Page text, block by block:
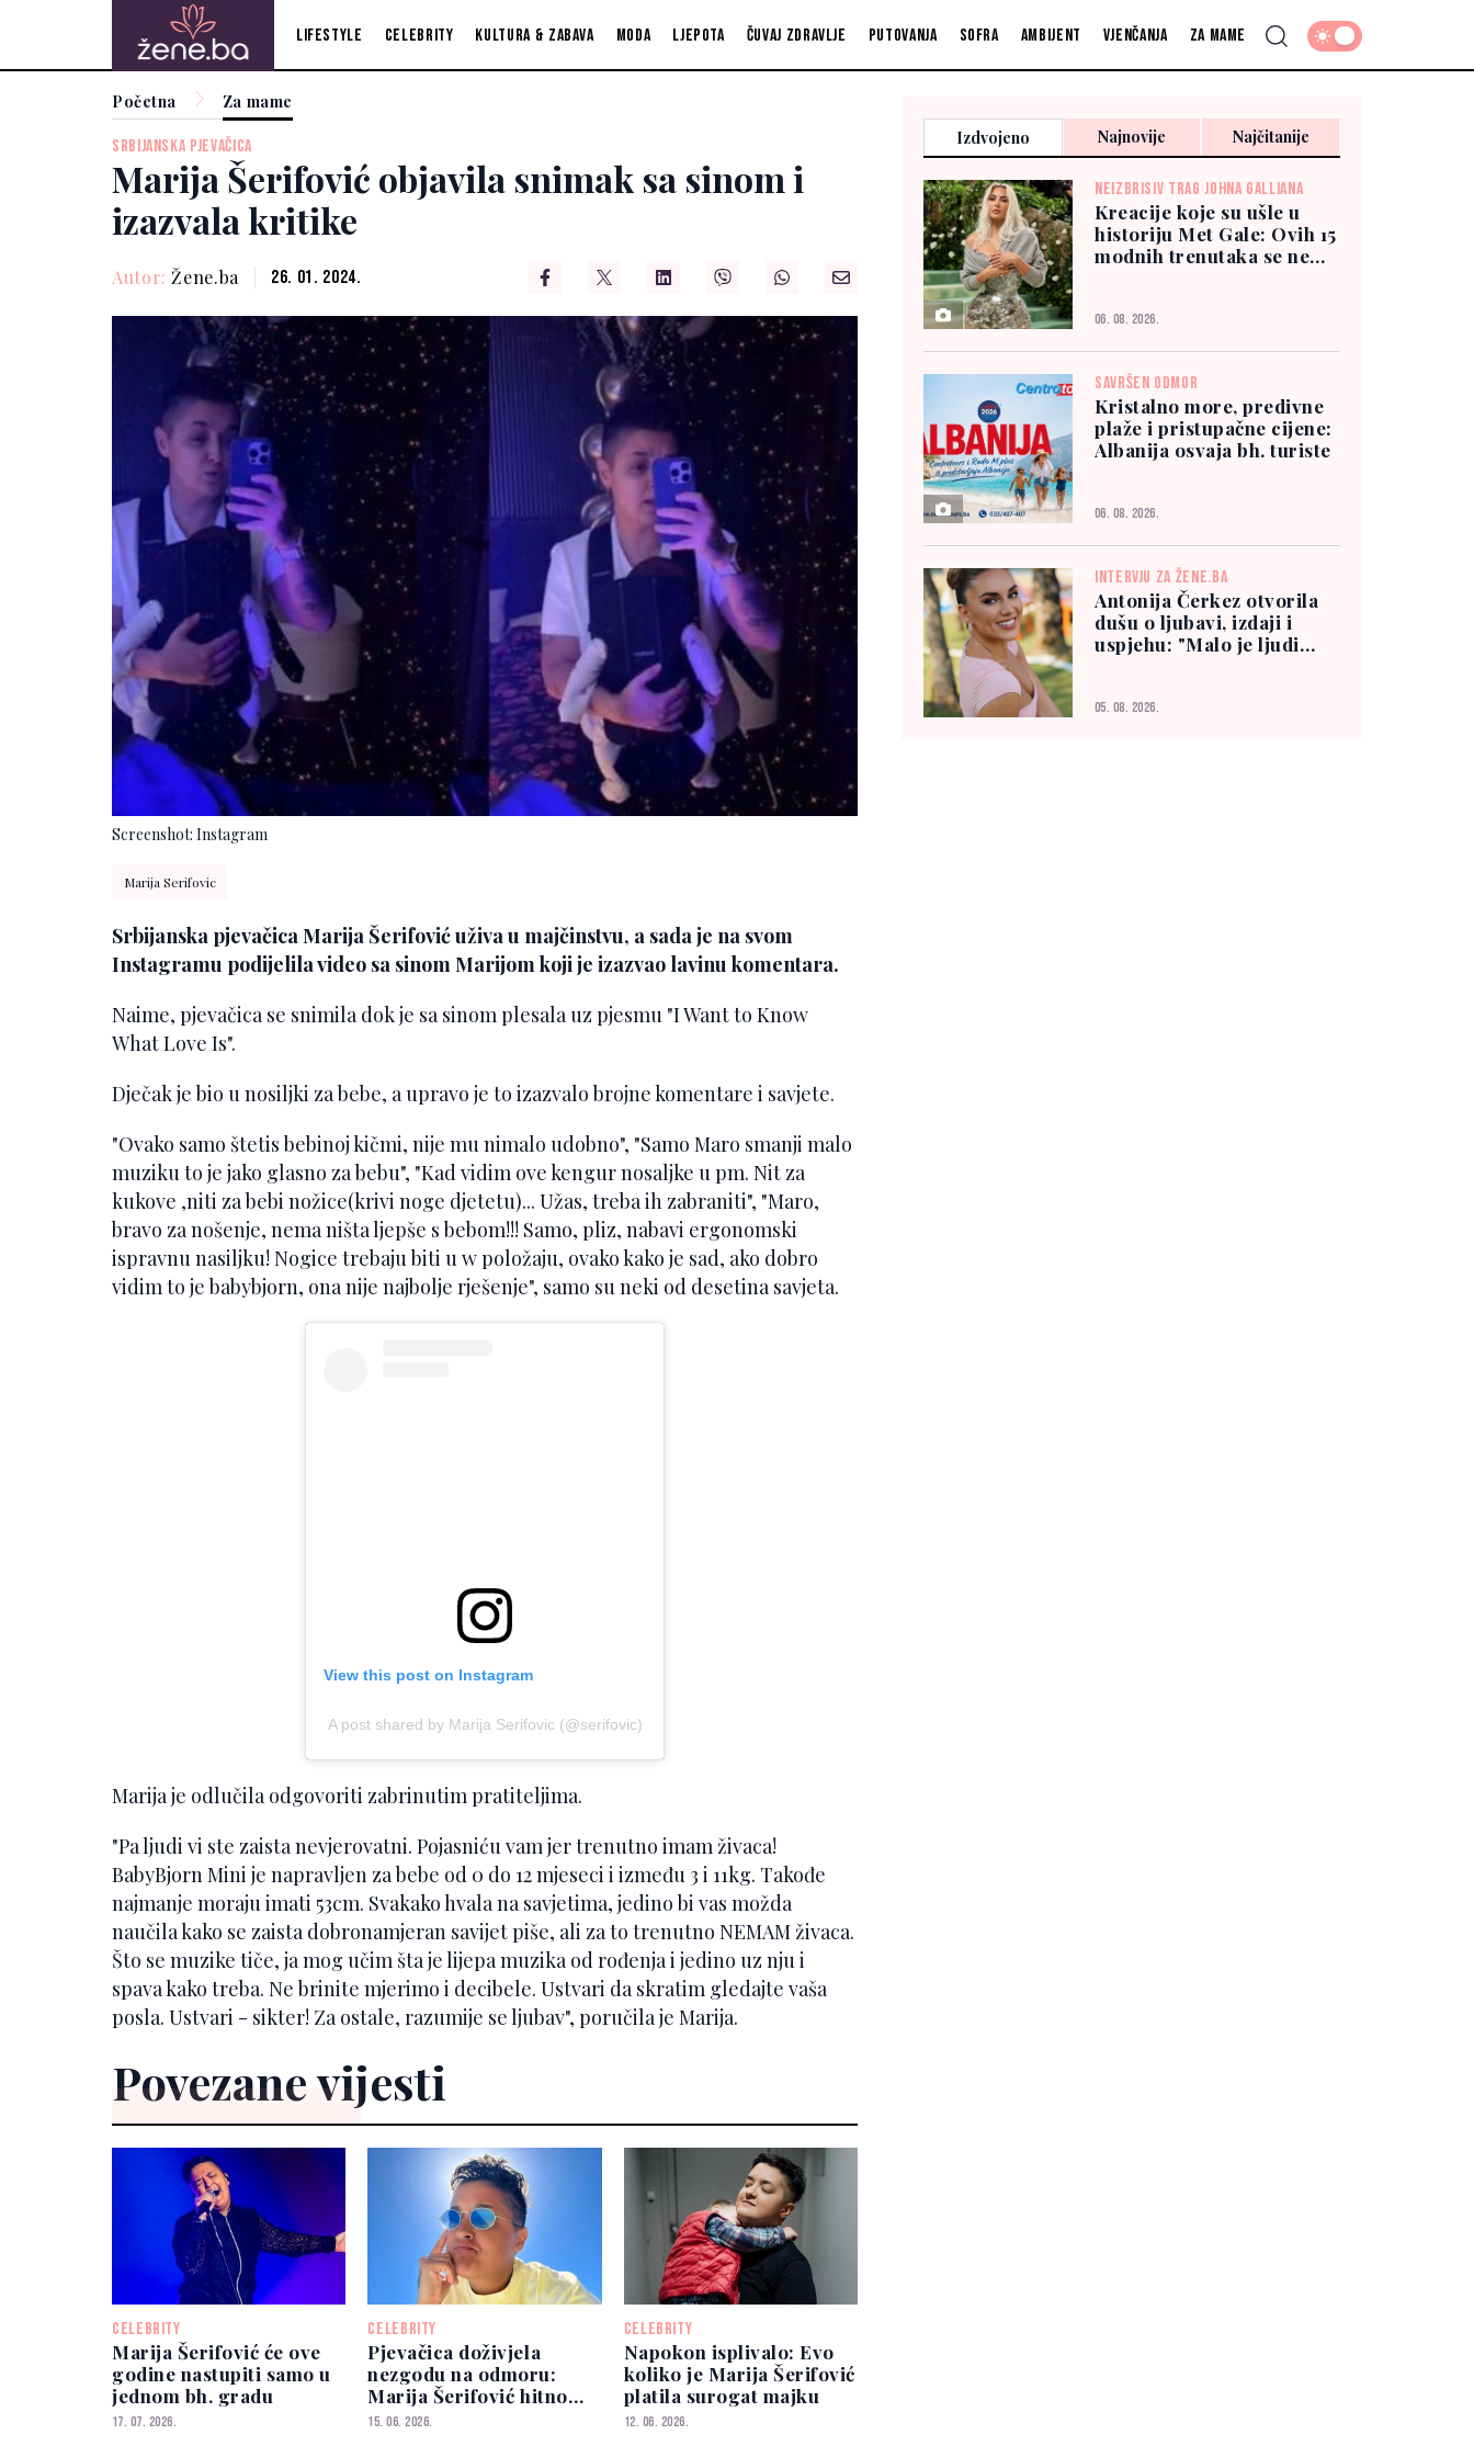
Lifestyle Celebrity Kultura & zabava Moda Ljepota Čuvaj zdravlje Putovanja Sofra Ambijent Vjenčanja Za mame
Početna Za mame
SRBIJANSKA PJEVAČICA
Marija Šerifović objavila snimak sa sinom i
izazvala kritike
Autor: Žene.ba 26. 01. 2024.
Screenshot: Instagram
Marija Serifovic
Srbijanska pjevačica Marija Šerifović uživa u majčinstvu, a sada je na svom
Instagramu podijelila video sa sinom Marijom koji je izazvao lavinu komentara.
Naime, pjevačica se snimila dok je sa sinom plesala uz pjesmu "I Want to Know
What Love Is".
Dječak je bio u nosiljki za bebe, a upravo je to izazvalo brojne komentare i savjete.
"Ovako samo štetis bebinoj kičmi, nije mu nimalo udobno", "Samo Maro smanji malo
muziku to je jako glasno za bebu", "Kad vidim ove kengur nosaljke u pm. Nit za
kukove ,niti za bebi nožice(krivi noge djetetu)... Užas, treba ih zabraniti", "Maro,
bravo za nošenje, nema ništa ljepše s bebom!!! Samo, pliz, nabavi ergonomski
ispravnu nasiljku! Nogice trebaju biti u w položaju, ovako kako je sad, ako dobro
vidim to je babybjorn, ona nije najbolje rješenje", samo su neki od desetina savjeta.
View this post on Instagram
A post shared by Marija Serifovic (@serifovic)
Marija je odlučila odgovoriti zabrinutim pratiteljima.
"Pa ljudi vi ste zaista nevjerovatni. Pojasniću vam jer trenutno imam živaca!
BabyBjorn Mini je napravljen za bebe od 0 do 12 mjeseci i između 3 i 11kg. Takođe
najmanje moraju imati 53cm. Svakako hvala na savjetima, jedino bi vas možda
naučila kako se zaista dobronamjeran savijet piše, ali za to trenutno NEMAM živaca.
Što se muzike tiče, ja mog učim šta je lijepa muzika od rođenja i jedino uz nju i
spava kako treba. Ne brinite mjerimo i decibele. Ustvari da skratim gledajte vaša
posla. Ustvari - sikter! Za ostale, razumije se ljubav", poručila je Marija.
Povezane vijesti
CELEBRITY
Marija Šerifović će ove
godine nastupiti samo u
jednom bh. gradu
17. 07. 2026.
CELEBRITY
Pjevačica doživjela
nezgodu na odmoru:
Marija Šerifović hitno
završila u bolnici
15. 06. 2026.
CELEBRITY
Napokon isplivalo: Evo
koliko je Marija Šerifović
platila surogat majku
12. 06. 2026.
Izdvojeno Najnovije Najčitanije
NEIZBRISIV TRAG JOHNA GALLIANA
Kreacije koje su ušle u
historiju Met Gale: Ovih 15
modnih trenutaka se ne
06. 08. 2026.
SAVRŠEN ODMOR
Kristalno more, predivne
plaže i pristupačne cijene:
Albanija osvaja bh. turiste
06. 08. 2026.
INTERVJU ZA ŽENE.BA
Antonija Čerkez otvorila
dušu o ljubavi, izdaji i
uspjehu: "Malo je ljudi
05. 08. 2026.